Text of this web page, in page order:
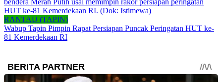
RANTAU (TAPIN)
Wabup Tapin Pimpin Rapat Persiapan Puncak Peringatan HUT ke-
81 Kemerdekaan RI